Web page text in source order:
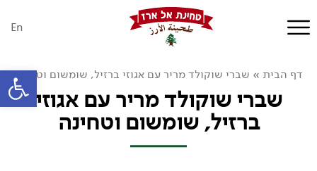
פתח
En
דף הבית » שברי שוקולד מריר עם אגוזי ברזיל, שומשום וטחינה
שברי שוקולד מריר עם אגוזי
ברזיל, שומשום וטחינה